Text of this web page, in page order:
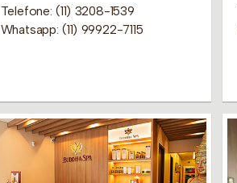
Telefone: (11) 3208-1539
Whatsapp: (11) 99922-7115